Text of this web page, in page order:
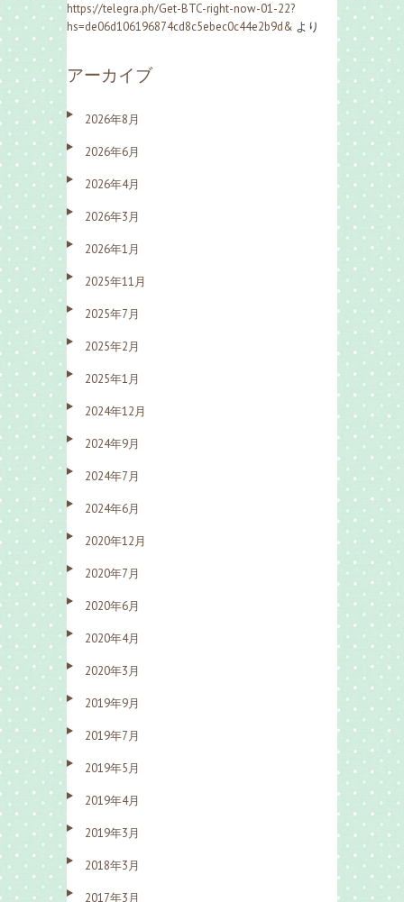
https://telegra.ph/Get-BTC-right-now-01-22?
hs=de06d106196874cd8c5ebec0c44e2b9d& より
アーカイブ
2026年8月
2026年6月
2026年4月
2026年3月
2026年1月
2025年11月
2025年7月
2025年2月
2025年1月
2024年12月
2024年9月
2024年7月
2024年6月
2020年12月
2020年7月
2020年6月
2020年4月
2020年3月
2019年9月
2019年7月
2019年5月
2019年4月
2019年3月
2018年3月
2017年3月